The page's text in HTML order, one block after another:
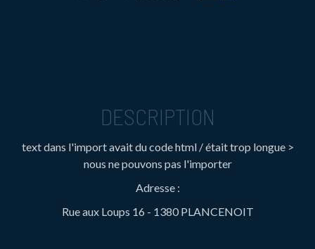
DESCRIPTION
text dans l'import avait du code html / était trop longue >
nous ne pouvons pas l'importer
Adresse :
Rue aux Loups 16 - 1380 PLANCENOIT